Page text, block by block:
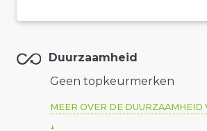
Duurzaamheid
Geen topkeurmerken
MEER OVER DE DUURZAAMHEID